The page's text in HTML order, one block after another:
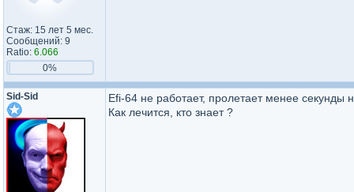
Стаж: 15 лет 5 мес.
Сообщений: 9
Ratio: 6.066
0%
Sid-Sid
Efi-64 не работает, пролетает менее секунды
Как лечится, кто знает ?